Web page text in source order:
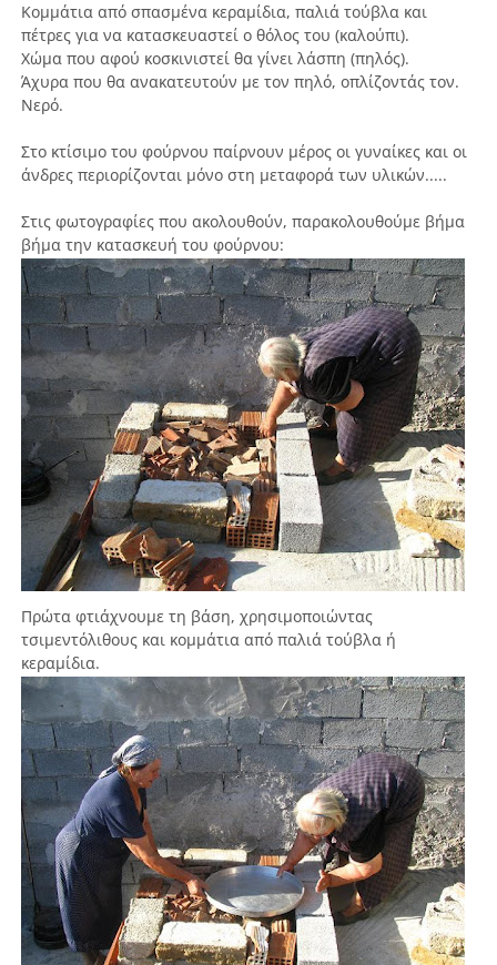
Κομμάτια από σπασμένα κεραμίδια, παλιά τούβλα και
πέτρες για να κατασκευαστεί ο θόλος του (καλούπι).
Χώμα που αφού κοσκινιστεί θα γίνει λάσπη (πηλός).
Άχυρα που θα ανακατευτούν με τον πηλό, οπλίζοντάς τον.
Νερό.
Στο κτίσιμο του φούρνου παίρνουν μέρος οι γυναίκες και οι
άνδρες περιορίζονται μόνο στη μεταφορά των υλικών.....
Στις φωτογραφίες που ακολουθούν, παρακολουθούμε βήμα
βήμα την κατασκευή του φούρνου:
Πρώτα φτιάχνουμε τη βάση, χρησιμοποιώντας
τσιμεντόλιθους και κομμάτια από παλιά τούβλα ή
κεραμίδια.